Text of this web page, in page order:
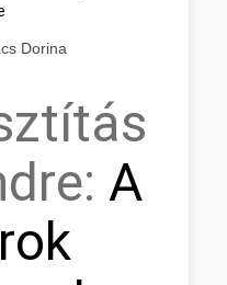
Dorina
A